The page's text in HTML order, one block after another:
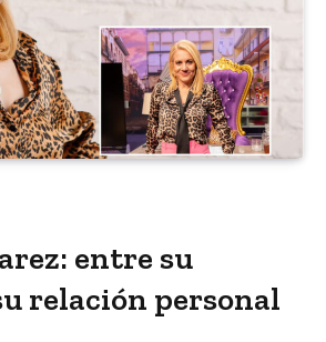
entre su
relación personal